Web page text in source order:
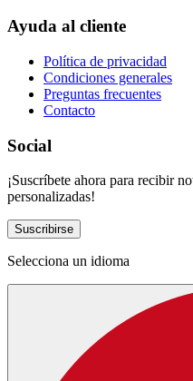
Ayuda al cliente
Política de privacidad
Condiciones generales
Preguntas frecuentes
Contacto
Social
¡Suscríbete ahora para recibir
personalizadas!
Suscribirse
Selecciona un idioma